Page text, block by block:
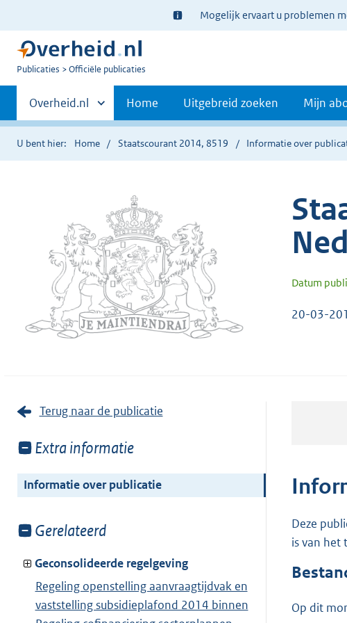
Ter
informatie:
Mogelijk ervaart u problemen
U
Publicaties Officiële publicaties
Primaire
navigatie
Andere
sites
binnen
Overheid.nl Home Uitgebreid zoeken Mijn
U bent hier: Home Staatscourant 2014, 8519 Informatie over
Datum
20-03-
Terug naar de publicatie
Toon
van:
Extra informatie
Informatie over publicatie
Toon
van:
Gerelateerd
Geconsolideerde regelgeving
Regeling openstelling aanvraagtijdvak en
vaststelling subsidieplafond 2014 binnen
Deze
is van het
Op dit